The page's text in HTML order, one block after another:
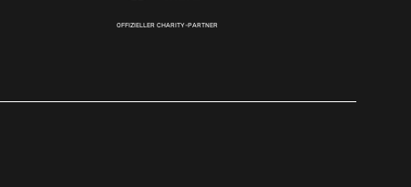
OFFIZIELLER CHARITY-PARTNER